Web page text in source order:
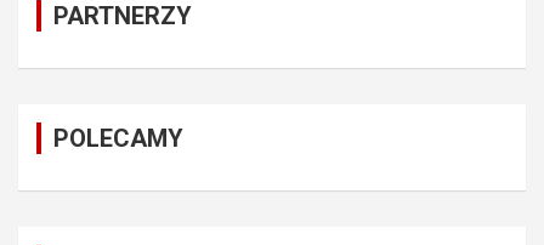
PARTNERZY
POLECAMY